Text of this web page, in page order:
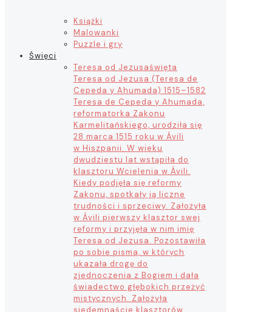
Książki
Malowanki
Puzzle i gry
Święci
Teresa od Jezusaświęta
Teresa od Jezusa (Teresa de
Cepeda y Ahumada) 1515–1582
Teresa de Cepeda y Ahumada,
reformatorka Zakonu
Karmelitańskiego, urodziła się
28 marca 1515 roku w Ávili
w Hiszpanii. W wieku
dwudziestu lat wstąpiła do
klasztoru Wcielenia w Ávili.
Kiedy podjęła się reformy
Zakonu, spotkały ją liczne
trudności i sprzeciwy. Założyła
w Ávili pierwszy klasztor swej
reformy i przyjęła w nim imię
Teresa od Jezusa. Pozostawiła
po sobie pisma, w których
ukazała drogę do
zjednoczenia z Bogiem i dała
świadectwo głębokich przeżyć
mistycznych. Założyła
siedemnaście klasztorów